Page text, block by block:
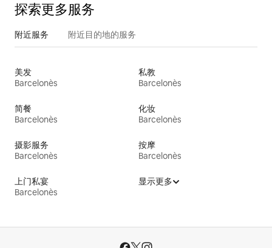
探索更多服务
附近服务 附近目的地的服务
美发
Barcelonès
私教
Barcelonès
简餐
Barcelonès
化妆
Barcelonès
摄影服务
Barcelonès
按摩
Barcelonès
上门私宴
Barcelonès
显示更多